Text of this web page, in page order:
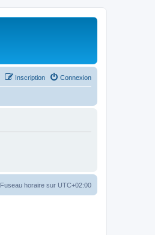
Connexion
Inscription
Fuseau horaire sur UTC+02:00